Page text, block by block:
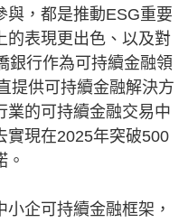
與，都是推動ESG重要
的表現更出色、以及對
銀行作為可持續金融領
提供可持續金融解決方
業的可持續金融交易中
實現在2025年突破500
企可持續金融框架，